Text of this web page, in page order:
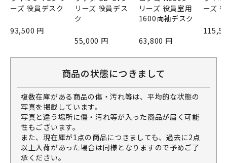
ーズ 役員デスク
93,500 円
リーズ 役員デス
ク
55,000 円
リーズ 役員室用
1600両袖デスク
63,800 円
ーズ
商品の状態につきまして
複数在庫がある商品の傷・汚れ等は、平均的な状態の
写真を掲載しています。
写真と違う場所に傷・汚れ等が入った商品が届く可能
性もございます。
また、現在庫が1点の商品につきましても、過去に2点
以上入荷があった場合は同様となりますので予めご了
承ください。